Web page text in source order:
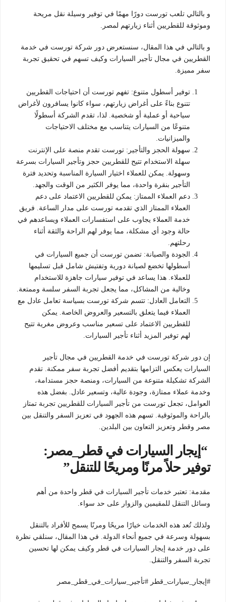
و بالتالي تلعب تورست دورًا مهمًا في توفير وسيلة نقل مريحة
وموثوقة للقطريين أثناء زيارتهم لمصر.
و بالتالي في هذا المقال، سنستعرض دور شركة تورست في خدمة
القطريين في مجال تأجير السيارات وكيف تسهم في تحقيق تجربة
سفر مميزة.
توفير أسطول متنوع: تفهم تورست أن احتياجات القطريين
تتنوع بناءً على أغراض زيارتهم، سواء كانوا يسافرون لأغراض
سياحية أو عملية أو شخصية. لذا، تقدم الشركة أسطولًا
متنوعًا من السيارات يتناسب مع مختلف الاحتياجات
والميزانيات.
سهولة الحجز والتأجير: تورست تقدم منصة على الإنترنت
سهلة الاستخدام تتيح للقطريين حجز وتأجير السيارات بسرعة
وسهولة. يمكن للعملاء اختيار السيارة المناسبة وتحديد فترة
التأجير بنقرة واحدة، مما يوفر الكثير من الوقت والجهد.
دعم العملاء الممتاز: يمكن للقطريين الاعتماد على دعم
العملاء الممتاز الذي تقدمه تورست على مدار الساعة. فريق
خدمة العملاء يجاوب على استفسارات العملاء ويساعدهم في
حالة وجود أي مشكلة، مما يوفر لهم الراحة والثقة أثناء
رحلتهم.
الجودة والصيانة: تضمن تورست أن جميع السيارات في
أسطولها تخضع لصيانة دورية وتفتيش شامل قبل تسليمها
للعملاء. هذا يساعد في توفير سيارات جاهزة للاستخدام
وخالية من المشاكل، مما يجعل تجربة السفر سلسة وممتعة.
التعامل العادل: تتسم شركة تورست بسياسة تعامل عادل مع
العملاء فيما يتعلق بالتسعير والعروض الخاصة. يمكن
للقطريين الاعتماد على تسعير مناسب وعروض مغرية تتيح
لهم توفير المزيد أثناء تأجير السيارات.
إن دور شركة تورست في خدمة القطريين في مجال تأجير
السيارات يعكس التزامها بتقديم أفضل تجربة سفر ممكنة. تقدم
الشركة تشكيلة متنوعة من السيارات، ومنصة حجز مستدامة،
وخدمة عملاء ممتازة، وجودة عالية، وتسعير عادل. بفضل هذه
العوامل، تجعل تورست من تأجير السيارات للقطريين تجربة تمتاز
بالراحة والموثوقية. تسهم هذه الجهود في تعزيز السفر والتنقل بين
مصر وقطر وتعزيز التعاون بين البلدين.
“إيجار السيارات في قطر_مصر:
توفير حلاً مرنًا ومريحًا للتنقل”
مقدمة: تعتبر خدمات تأجير السيارات في قطر واحدة من أهم
وسائل التنقل للمقيمين والزوار على حد سواء.
ولذلك تُعد هذه الخدمات خيارًا مريحًا ومرنًا يسمح للأفراد بالتنقل
بسهولة وسرعة في جميع أنحاء الدولة. في هذا المقال، سنلقي نظرة
على دور خدمة إيجار السيارات في قطر وكيف يمكن لها تحسين
تجربة السفر والتنقل.
#إيجار_سيارات_قطر #تأجير_سيارات_في_قطر_مصر